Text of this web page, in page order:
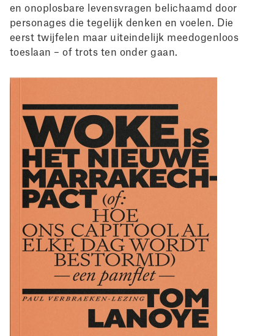
en onoplosbare levensvragen belichaamd door
personages die tegelijk denken en voelen. Die
eerst twijfelen maar uiteindelijk meedogenloos
toeslaan – of trots ten onder gaan.